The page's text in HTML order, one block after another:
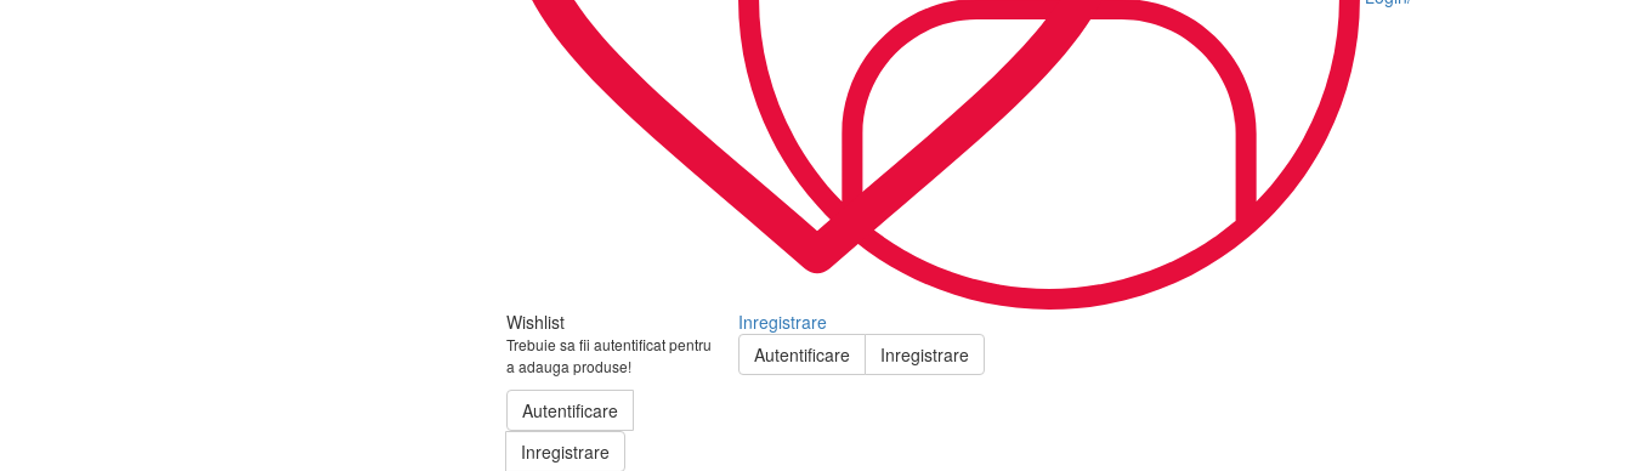
Wishlist
Trebuie sa fii autentificat pentru
a adauga produse!
Autentificare
Inregistrare
Inregistrare
Autentificare
Inregistrare